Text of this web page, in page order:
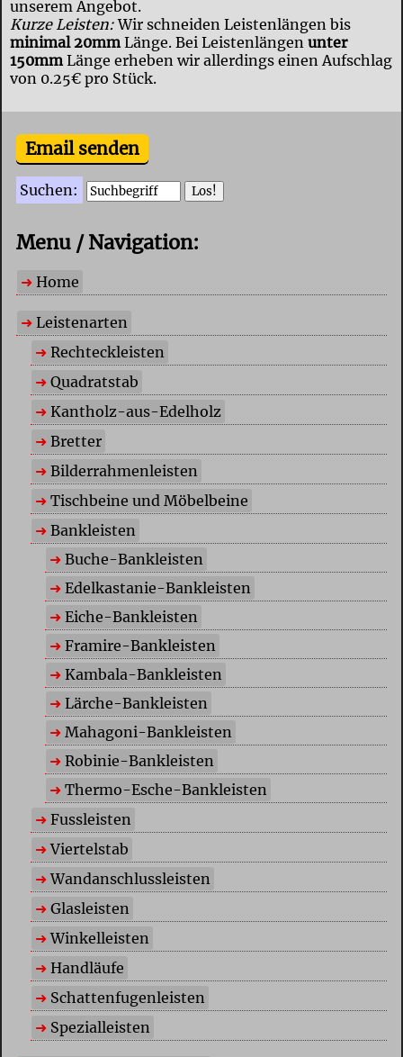
unserem Angebot.
Kurze Leisten:Wir schneiden Leistenlängen bis
minimal 20mm Länge. Bei Leistenlängenunter
150mm Länge erheben wir allerdings einen Aufschlag
von 0.25€ pro Stück.
Email senden
Suchen:
Menu / Navigation:
Home
Leistenarten
Rechteckleisten
Quadratstab
Kantholz-aus-Edelholz
Bretter
Bilderrahmenleisten
Tischbeine und Möbelbeine
Bankleisten
Buche-Bankleisten
Edelkastanie-Bankleisten
Eiche-Bankleisten
Framire-Bankleisten
Kambala-Bankleisten
Lärche-Bankleisten
Mahagoni-Bankleisten
Robinie-Bankleisten
Thermo-Esche-Bankleisten
Fussleisten
Viertelstab
Wandanschlussleisten
Glasleisten
Winkelleisten
Handläufe
Schattenfugenleisten
Spezialleisten